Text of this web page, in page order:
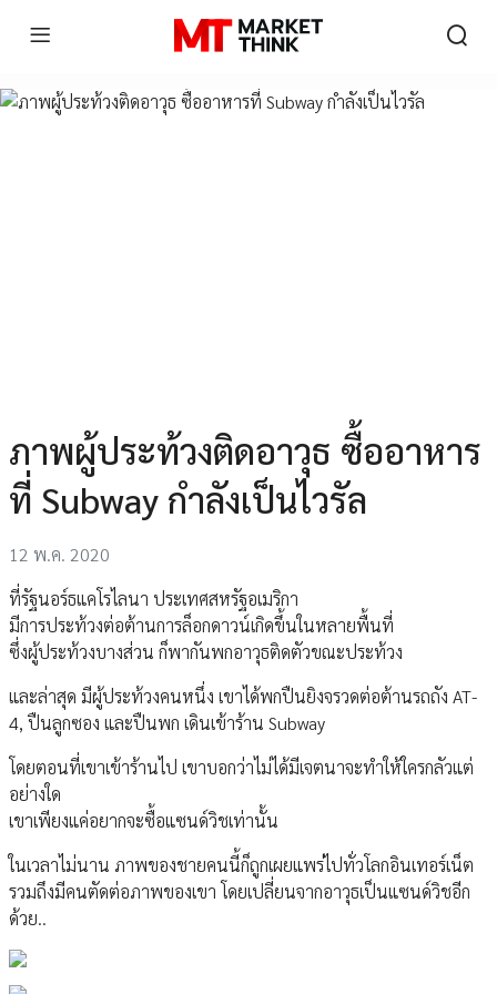
ภาพผู้ประท้วงติดอาวุธ ซื้ออาหาร
ที่ Subway กำลังเป็นไวรัล
12 พ.ค. 2020
ที่รัฐนอร์ธแคโรไลนา ประเทศสหรัฐอเมริกา
มีการประท้วงต่อต้านการล็อกดาวน์เกิดขึ้นในหลายพื้นที่
ซึ่งผู้ประท้วงบางส่วน ก็พากันพกอาวุธติดตัวขณะประท้วง
และล่าสุด มีผู้ประท้วงคนหนึ่ง เขาได้พกปืนยิงจรวดต่อต้านรถถัง AT-
4, ปืนลูกซอง และปืนพก เดินเข้าร้าน Subway
โดยตอนที่เขาเข้าร้านไป เขาบอกว่าไม่ได้มีเจตนาจะทำให้ใครกลัวแต่
อย่างใด
เขาเพียงแค่อยากจะซื้อแซนด์วิชเท่านั้น
ในเวลาไม่นาน ภาพของชายคนนี้ก็ถูกเผยแพร่ไปทั่วโลกอินเทอร์เน็ต
รวมถึงมีคนตัดต่อภาพของเขา โดยเปลี่ยนจากอาวุธเป็นแซนด์วิชอีก
ด้วย..